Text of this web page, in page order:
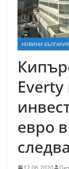
НОВИНИ БЪЛГАРИЯ
евро